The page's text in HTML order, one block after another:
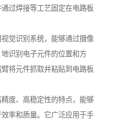
过焊接等工艺固定在电路板
觉识别系统，能够通过摄像
识别电子元件的位置和方
将元件抓取并粘贴到电路板
度、高稳定性的特点，能够
率和质量。它广泛应用于手